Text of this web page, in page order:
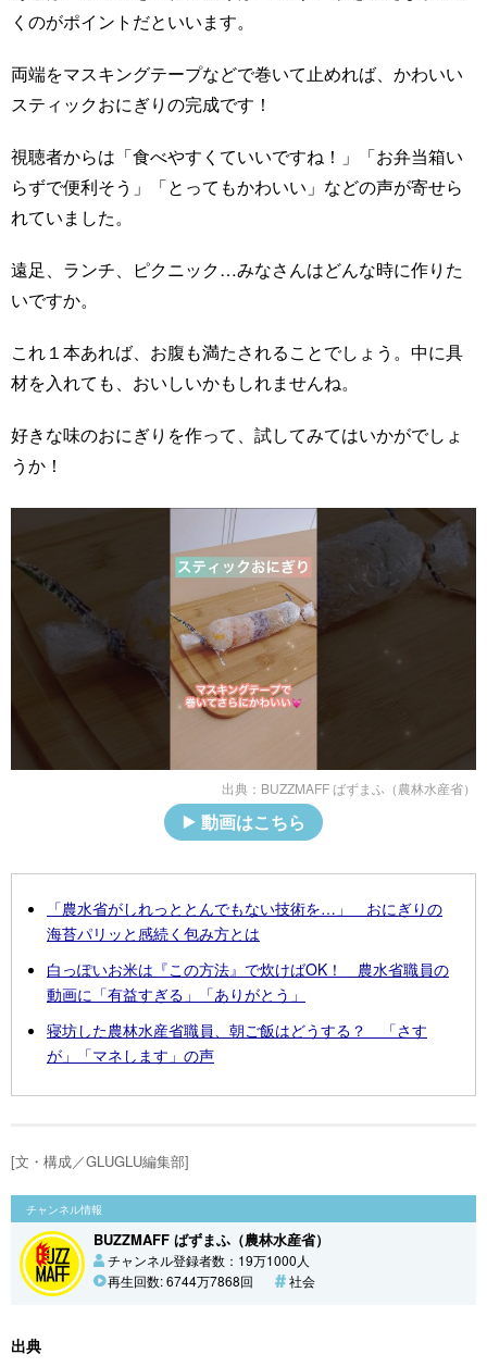
くのがポイントだといいます。
両端をマスキングテープなどで巻いて止めれば、かわいい
スティックおにぎりの完成です！
視聴者からは「食べやすくていいですね！」「お弁当箱い
らずで便利そう」「とってもかわいい」などの声が寄せら
れていました。
遠足、ランチ、ピクニック…みなさんはどんな時に作りた
いですか。
これ１本あれば、お腹も満たされることでしょう。中に具
材を入れても、おいしいかもしれませんね。
好きな味のおにぎりを作って、試してみてはいかがでしょ
うか！
出典： BUZZMAFF ばずまふ（農林水産省）
動画はこちら
「農水省がしれっととんでもない技術を…」 おにぎりの
海苔パリッと感続く包み方とは
白っぽいお米は『この方法』で炊けばOK！ 農水省職員の
動画に「有益すぎる」「ありがとう」
寝坊した農林水産省職員、朝ご飯はどうする？ 「さす
が」「マネします」の声
[文・構成／GLUGLU編集部]
チャンネル情報
BUZZMAFF ばずまふ（農林水産省）
チャンネル登録者数：19万1000人
再生回数: 6744万7868回
社会
出典